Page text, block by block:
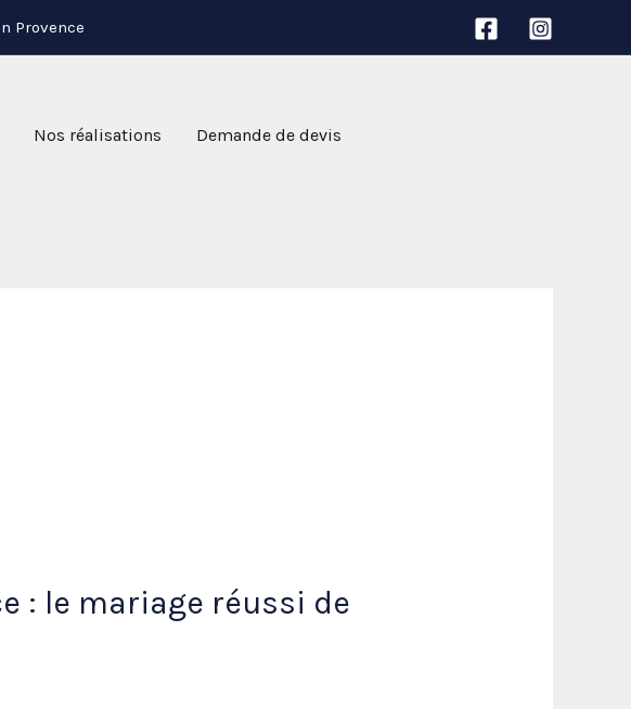
Provence
Nos réalisations Demande de devis
: le mariage réussi de